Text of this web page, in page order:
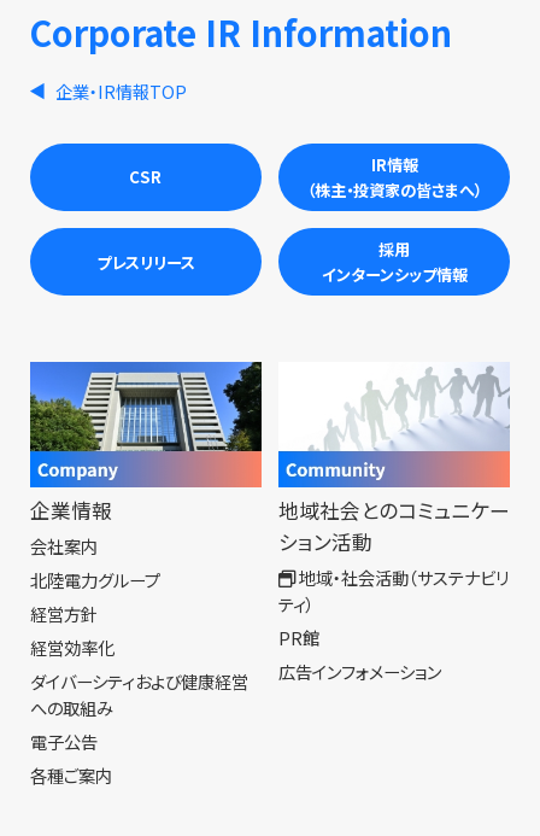
Corporate IR Information
企業・IR情報TOP
CSR
IR情報
（株主・投資家の皆さまへ）
プレスリリース
採用
インターンシップ情報
企業情報
会社案内
北陸電力グループ
経営方針
経営効率化
ダイバーシティおよび健康経営
への取組み
電子公告
各種ご案内
地域社会とのコミュニケー
ション活動
地域・社会活動（サステナビリ
ティ）
PR館
広告インフォメーション